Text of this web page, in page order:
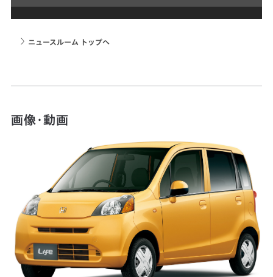
ニュースルーム トップへ
画像・動画